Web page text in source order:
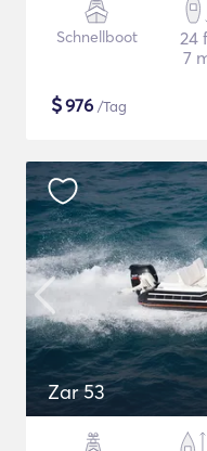
Schnellboot
24
7
$976 /Tag
Zar 53